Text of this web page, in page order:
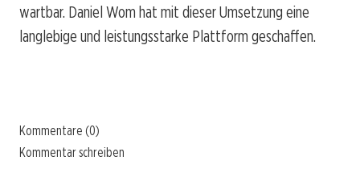
wartbar. Daniel Wom hat mit dieser Umsetzung eine
langlebige und leistungsstarke Plattform geschaffen.
Kommentare (0)
Kommentar schreiben